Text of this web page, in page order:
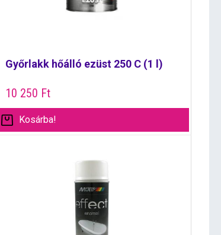
Győrlakk hőálló ezüst 250 C (1 l)
10 250 Ft
Kosárba!